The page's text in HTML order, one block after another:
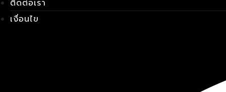
ติดต่อเรา
เงื่อนไข